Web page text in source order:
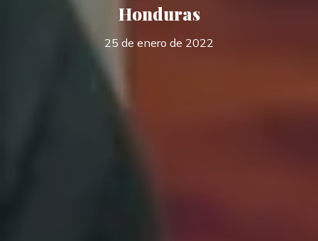
Honduras
25 de enero de 2022